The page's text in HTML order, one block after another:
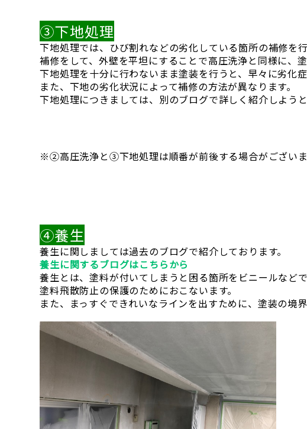
③下地処理
下地処理では、ひび割れなどの劣化している箇所の補修を行
補修をして、外壁を平坦にすることで高圧洗浄と同様に、
下地処理を十分に行わないまま塗装を行うと、早々に劣化
また、下地の劣化状況によって補修の方法が異なります。
下地処理につきましては、別のブログで詳しく紹介しようと
※②高圧洗浄と③下地処理は順番が前後する場合がございま
④養生
養生に関しましては過去のブログで紹介しております。
養生に関するブログはこちらから
養生とは、塗料が付いてしまうと困る箇所をビニールなど
塗料飛散防止の保護のためにおこないます。
また、まっすぐできれいなラインを出すために、塗装の境